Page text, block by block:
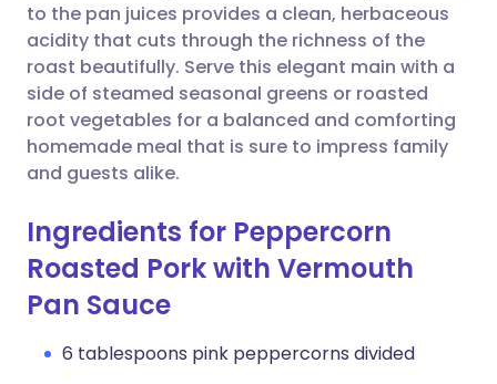
Copier le lien
to the pan juices provides a clean, herbaceous
acidity that cuts through the richness of the
roast beautifully. Serve this elegant main with a
side of steamed seasonal greens or roasted
root vegetables for a balanced and comforting
homemade meal that is sure to impress family
and guests alike.
Ingredients for Peppercorn
Roasted Pork with Vermouth
Pan Sauce
6 tablespoons pink peppercorns divided